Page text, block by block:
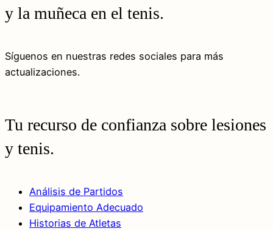
y la muñeca en el tenis.
Síguenos en nuestras redes sociales para más
actualizaciones.
Tu recurso de confianza sobre lesiones
y tenis.
Análisis de Partidos
Equipamiento Adecuado
Historias de Atletas